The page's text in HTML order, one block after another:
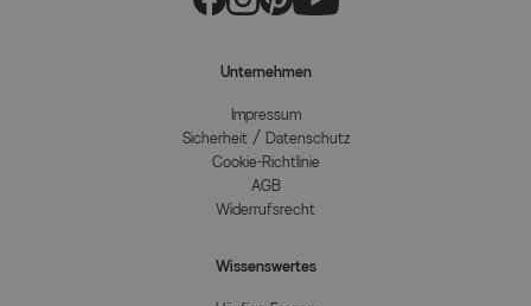
Unternehmen
Impressum
Sicherheit / Datenschutz
Cookie-Richtlinie
AGB
Widerrufsrecht
Wissenswertes